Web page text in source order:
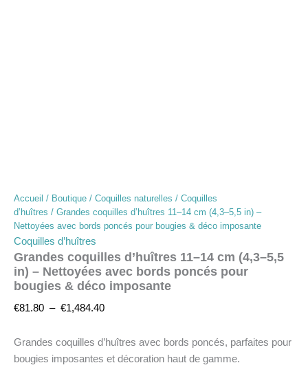
Accueil / Boutique / Coquilles naturelles / Coquilles
d’huîtres / Grandes coquilles d’huîtres 11–14 cm (4,3–5,5 in) –
Nettoyées avec bords poncés pour bougies & déco imposante
Coquilles d’huîtres
Grandes coquilles d’huîtres 11–14 cm (4,3–5,5
in) – Nettoyées avec bords poncés pour
bougies & déco imposante
€81.80 – €1,484.40
Grandes coquilles d’huîtres avec bords poncés, parfaites pour
bougies imposantes et décoration haut de gamme.